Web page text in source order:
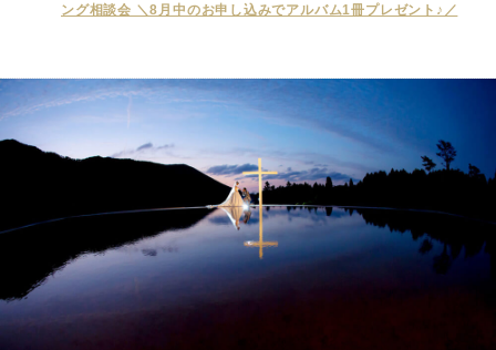
ワンウエディングだからこそ出来るおもてなし。専門の料理人が洋
ング相談会 ＼8月中のお申し込みでアルバム1冊プレゼント♪／